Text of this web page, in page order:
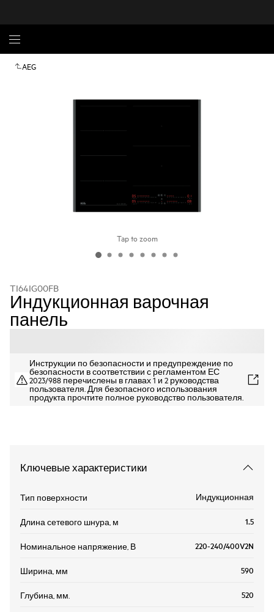
AEG
Tap to zoom
TI64IG00FB
Индукционная варочная
панель
Инструкции по безопасности и предупреждение по
безопасности в соответствии с регламентом ЕС
2023/988 перечислены в главах 1 и 2 руководства
пользователя. Для безопасного использования
продукта прочтите полное руководство пользователя.
Ключевые характеристики
Тип поверхности Индукционная
Длина сетевого шнура, м 1.5
Номинальное напряжение, В 220-240/400V2N
Ширина, мм 590
Глубина, мм. 520